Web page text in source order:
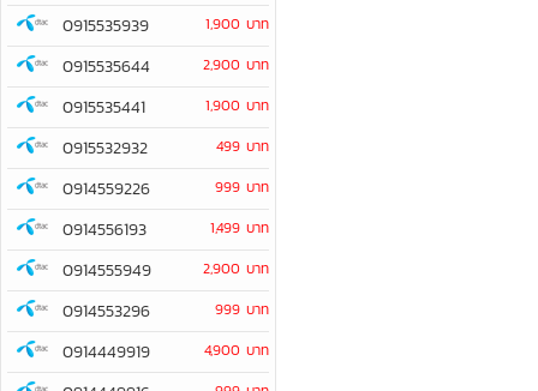
0915535939 1,900 บาท
0915535644 2,900 บาท
0915535441 1,900 บาท
0915532932 499 บาท
0914559226 999 บาท
0914556193 1,499 บาท
0914555949 2,900 บาท
0914553296 999 บาท
0914449919 4,900 บาท